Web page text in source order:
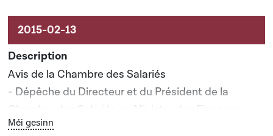
Avis de la Chambre des Salariés
- Dépêche du Directeur et du Président de la
Chambre des Salariés au Ministre des Finances
(23.1.2015)Bouton graphique servant à afficher ou cacher tous les
Méi gesinn